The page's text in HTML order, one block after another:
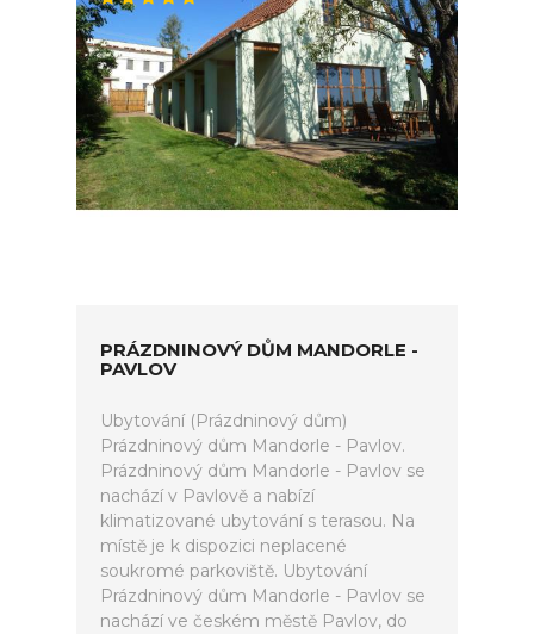
PRÁZDNINOVÝ DŮM MANDORLE -
PAVLOV
Ubytování (Prázdninový dům)
Prázdninový dům Mandorle - Pavlov.
Prázdninový dům Mandorle - Pavlov se
nachází v Pavlově a nabízí
klimatizované ubytování s terasou. Na
místě je k dispozici neplacené
soukromé parkoviště. Ubytování
Prázdninový dům Mandorle - Pavlov se
nachází ve českém městě Pavlov, do